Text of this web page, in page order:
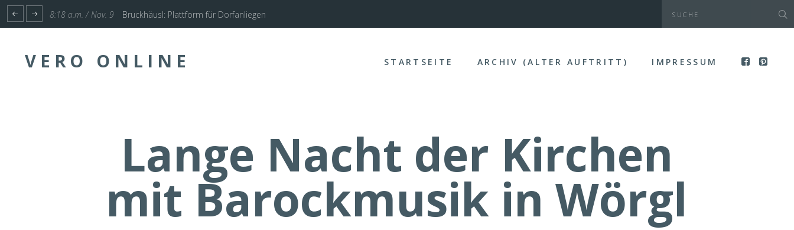
1:17 p.m. / Nov. 4 Start für Planung Hochwasserschutz Unterinntal
VERO ONLINE STARTSEITE ARCHIV (ALTER AUFTRITT) IMPRESSUM
Lange Nacht der Kirchen
mit Barockmusik in Wörgl